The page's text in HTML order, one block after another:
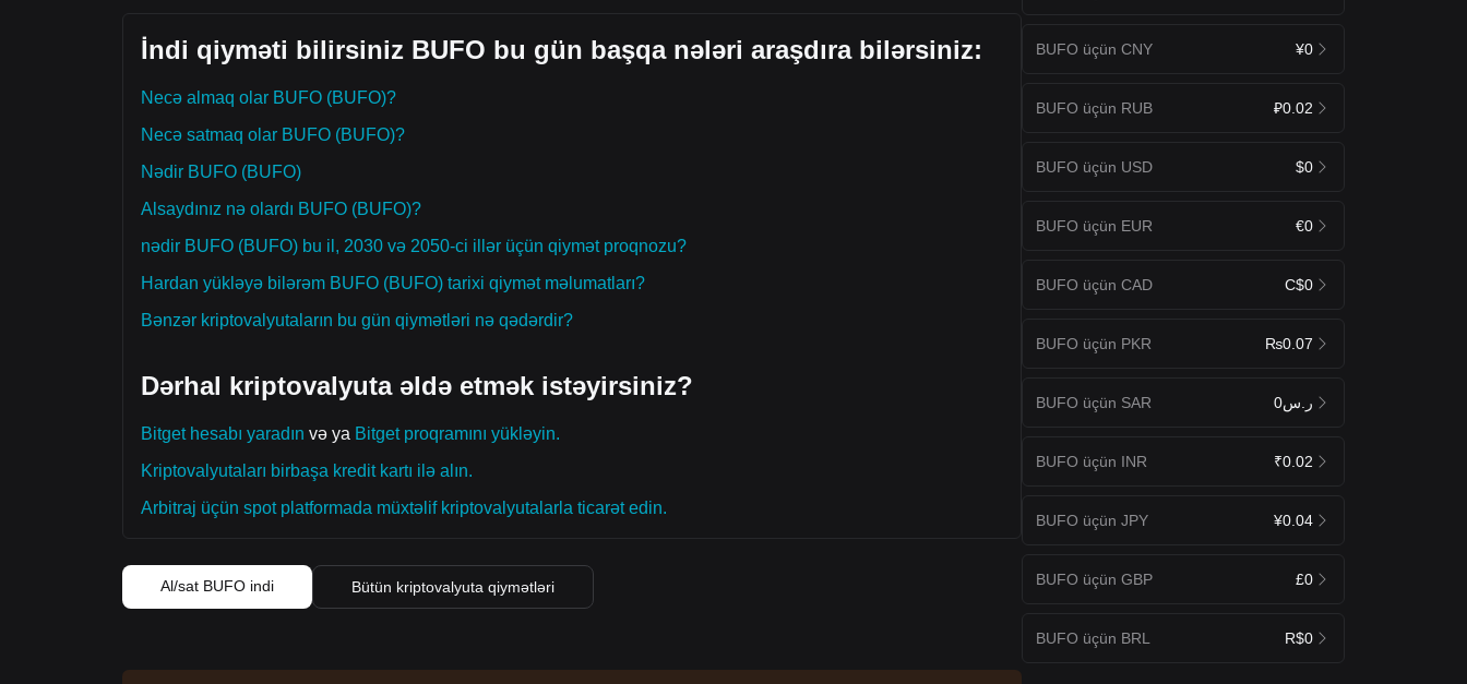
İndi qiyməti bilirsiniz BUFO bu gün başqa nələri araşdıra bilərsiniz:
Necə almaq olar BUFO (BUFO)?
Necə satmaq olar BUFO (BUFO)?
Nədir BUFO (BUFO)
Alsaydınız nə olardı BUFO (BUFO)?
nədir BUFO (BUFO) bu il, 2030 və 2050-ci illər üçün qiymət proqnozu?
Hardan yükləyə bilərəm BUFO (BUFO) tarixi qiymət məlumatları?
Bənzər kriptovalyutaların bu gün qiymətləri nə qədərdir?
Dərhal kriptovalyuta əldə etmək istəyirsiniz?
Bitget hesabı yaradın və ya Bitget proqramını yükləyin.
Kriptovalyutaları birbaşa kredit kartı ilə alın.
Arbitraj üçün spot platformada müxtəlif kriptovalyutalarla ticarət edin.
Al/sat BUFO indi Bütün kriptovalyuta qiymətləri
BUFO üçün CNY ¥0
BUFO üçün RUB ₽0.02
BUFO üçün USD $0
BUFO üçün EUR €0
BUFO üçün CAD C$0
BUFO üçün PKR ₨0.07
BUFO üçün SAR ر.س0
BUFO üçün INR ₹0.02
BUFO üçün JPY ¥0.04
BUFO üçün GBP £0
BUFO üçün BRL R$0